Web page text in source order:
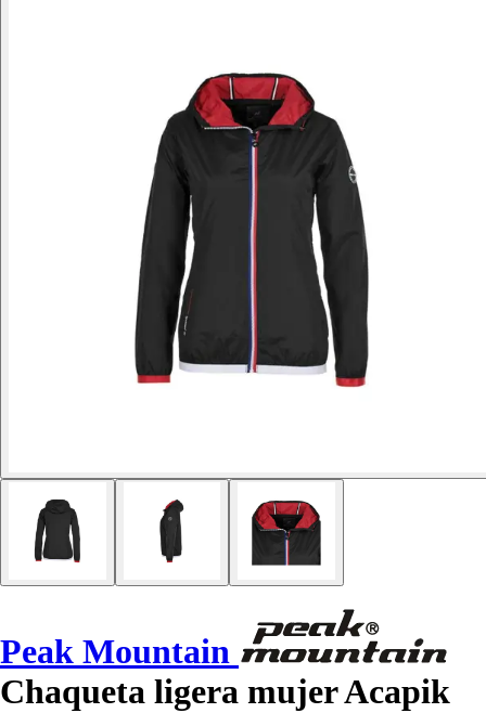
Peak Mountain
Chaqueta ligera mujer Acapik